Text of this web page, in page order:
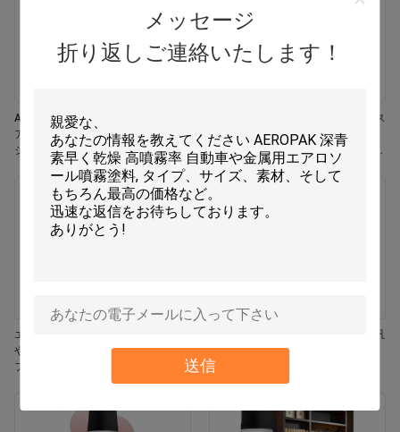
メッセージ
折り返しご連絡いたします！
送信
Aeropak 330ml エコフレンドリー エ
アロソール ローズ 香り エアフレッ
シャー スプレー 家と車の室内使用
Aeropak 330ml エアロソール ジャス
ミン香り 効果的臭いを消す 耐久性
エコフレンドリー ペット用 子供用
空気フレッシャー
エロパック 330ml エアロゾール 鮮
やかなジャスミン フレグランス エア
フレッシャー スプレー
エアロパック 500ml 環境に優しい汎
用キッチンオーブン 炊飯器 多面性
残留物なし 迅速乾燥クリーニングス
プレー